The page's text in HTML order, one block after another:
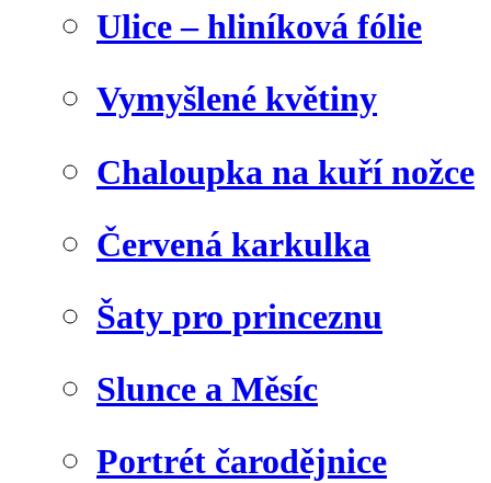
Ulice – hliníková fólie
Vymyšlené květiny
Chaloupka na kuří nožce
Červená karkulka
Šaty pro princeznu
Slunce a Měsíc
Portrét čarodějnice